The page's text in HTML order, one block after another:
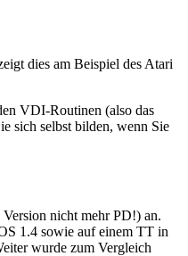
dies am Beispiel des Atari
VDI-Routinen (also das
sich selbst bilden, wenn Sie
nicht mehr PD!) an.
1.4 sowie auf einem TT in
wurde zum Vergleich